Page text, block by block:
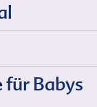
Babys